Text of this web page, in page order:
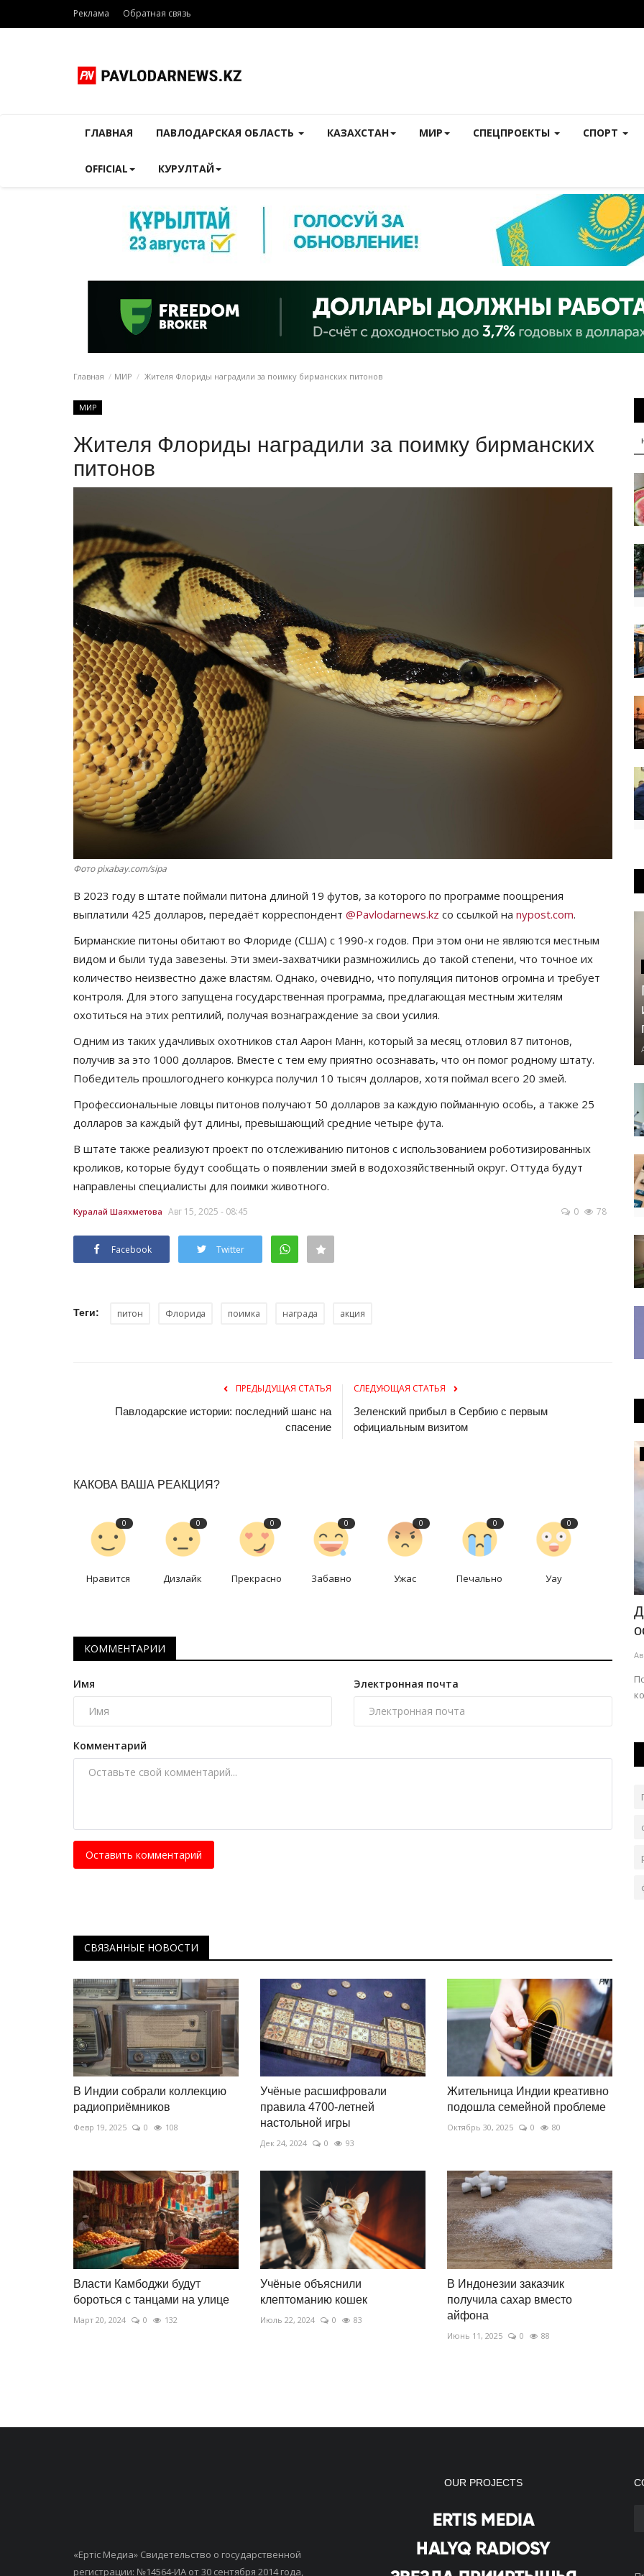
Реклама Обратная связь
ГЛАВНАЯ ПАВЛОДАРСКАЯ ОБЛАСТЬ КАЗАХСТАН МИР СПЕЦПРОЕКТЫ СПОРТ
OFFICIAL КУРУЛТАЙ
Главная МИР Жителя Флориды наградили за поимку бирманских питонов
МИР
Жителя Флориды наградили за поимку бирманских
питонов
Фото pixabay.com/sipa
В 2023 году в штате поймали питона длиной 19 футов, за которого по программе поощрения
выплатили 425 долларов, передаёт корреспондент @Pavlodarnews.kz со ссылкой на nypost.com.
Бирманские питоны обитают во Флориде (США) с 1990-х годов. При этом они не являются местным
видом и были туда завезены. Эти змеи-захватчики размножились до такой степени, что точное их
количество неизвестно даже властям. Однако, очевидно, что популяция питонов огромна и требует
контроля. Для этого запущена государственная программа, предлагающая местным жителям
охотиться на этих рептилий, получая вознаграждение за свои усилия.
Одним из таких удачливых охотников стал Аарон Манн, который за месяц отловил 87 питонов,
получив за это 1000 долларов. Вместе с тем ему приятно осознавать, что он помог родному штату.
Победитель прошлогоднего конкурса получил 10 тысяч долларов, хотя поймал всего 20 змей.
Профессиональные ловцы питонов получают 50 долларов за каждую пойманную особь, а также 25
долларов за каждый фут длины, превышающий средние четыре фута.
В штате также реализуют проект по отслеживанию питонов с использованием роботизированных
кроликов, которые будут сообщать о появлении змей в водохозяйственный округ. Оттуда будут
направлены специалисты для поимки животного.
Куралай Шаяхметова Авг 15, 2025 - 08:45 0 78
Facebook Twitter
Теги: питон Флорида поимка награда акция
ПРЕДЫДУЩАЯ СТАТЬЯ
Павлодарские истории: последний шанс на
спасение
СЛЕДУЮЩАЯ СТАТЬЯ
Зеленский прибыл в Сербию с первым
официальным визитом
КАКОВА ВАША РЕАКЦИЯ?
0
Нравится
0
Дизлайк
0
Прекрасно
0
Забавно
0
Ужас
0
Печально
0
Уау
КОММЕНТАРИИ
Имя Электронная почта
Комментарий
Оставить комментарий
СВЯЗАННЫЕ НОВОСТИ
В Индии собрали коллекцию
радиоприёмников
Февр 19, 2025 0 108
Учёные расшифровали
правила 4700-летней
настольной игры
Дек 24, 2024 0 93
Жительница Индии креативно
подошла семейной проблеме
Октябрь 30, 2025 0 80
Власти Камбоджи будут
бороться с танцами на улице
Март 20, 2024 0 132
Учёные объяснили
клептоманию кошек
Июль 22, 2024 0 83
В Индонезии заказчик
получила сахар вместо
айфона
Июнь 11, 2025 0 88
Июнь 3, 2026
областной турнир по волейболу.
Лето в разгаре, в этот период любители лёгкой
наживы становятся активнее.
«Ертiс Медиа» Свидетельство о государственной
регистрации: №14564-ИА от 30 сентября 2014 года,
OUR PROJECTS